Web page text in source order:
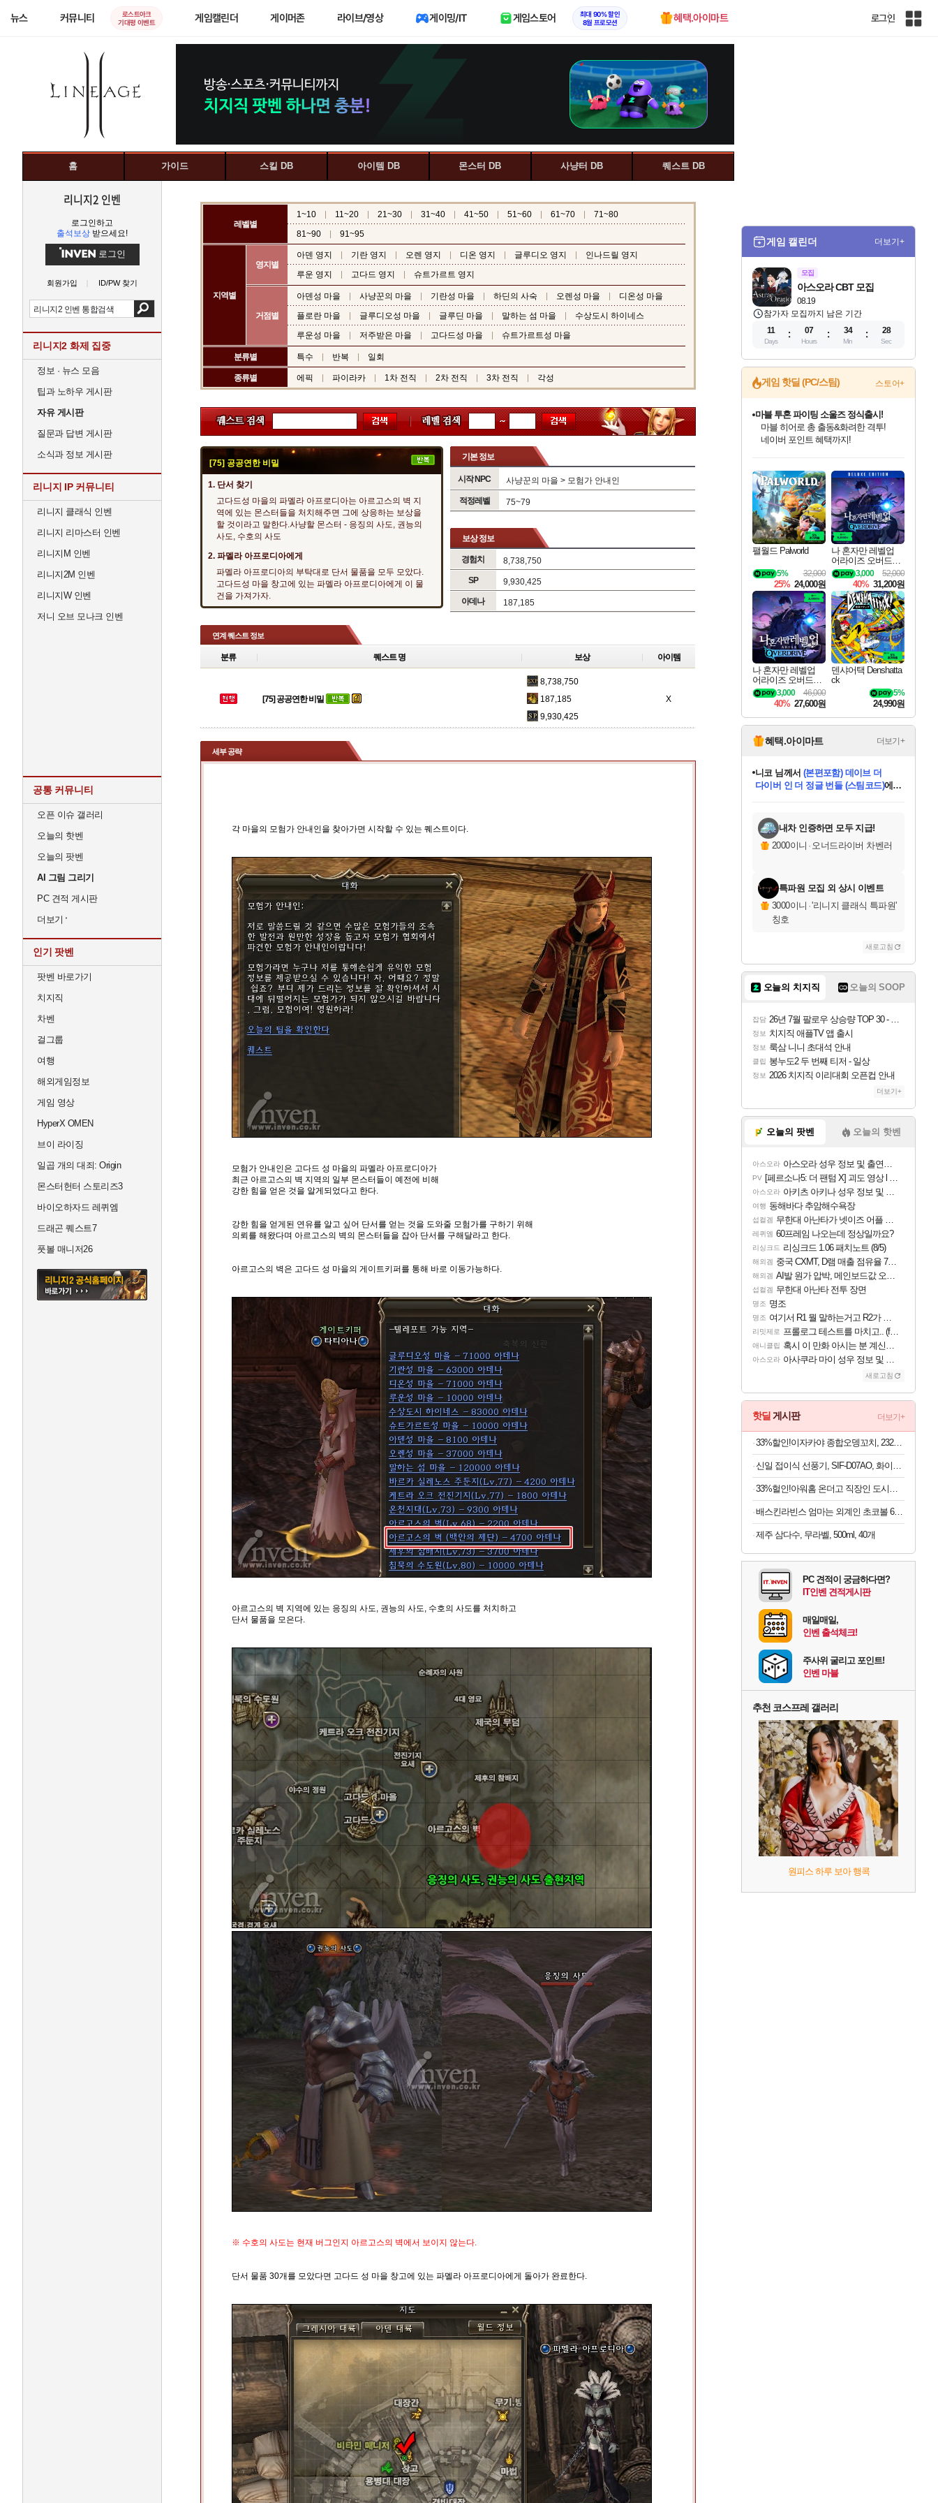
뉴스 커뮤니티
로스트아크
기대평 이벤트
게임캘린더 게이머존 라이브/영상 게이밍/IT 게임스토어
최대 90% 할인
8월 프로모션
혜택.아이마트 로그인
인
홈 가이드 스킬 DB 아이템 DB 몬스터 DB 사냥터 DB 퀘스트 DB
리니지2 인벤
로그인하고
출석보상 받으세요!
로그인
회원가입 ID/PW 찾기
리니지2 화제 집중
정보 · 뉴스 모음
팁과 노하우 게시판
자유 게시판
질문과 답변 게시판
소식과 정보 게시판
리니지 IP 커뮤니티
리니지 클래식 인벤
리니지 리마스터 인벤
리니지M 인벤
리니지2M 인벤
리니지W 인벤
저니 오브 모나크 인벤
공통 커뮤니티
오픈 이슈 갤러리
오늘의 핫벤
오늘의 팟벤
AI 그림 그리기
PC 견적 게시판
더보기
인기 팟벤
팟벤 바로가기
치지직
차벤
걸그룹
여행
해외게임정보
게임 영상
HyperX OMEN
브이 라이징
일곱 개의 대죄: Origin
몬스터헌터 스토리즈3
바이오하자드 레퀴엠
드래곤 퀘스트7
풋볼 매니저26
레벨별
1~10 11~20 21~30 31~40 41~50 51~60 61~70
71~80
81~90
91~95
지역별
영지별
아덴 영지 기란 영지 오렌 영지 디온 영지 글루디오 영지
인나드릴 영지
루운 영지
고다드 영지 슈트가르트 영지
거점별
아덴성 마을 사냥꾼의 마을 기란성 마을 하딘의 사숙 오렌성 마을
디온성 마을
플로란 마을
글루디오성 마을 글루딘 마을 말하는 섬 마을
수상도시 하이네스
루운성 마을
저주받은 마을 고다드성 마을 슈트가르트성 마을
분류별 특수 반복 일회
종류별 에픽 파이라카 1차 전직 2차 전직 3차 전직 각성
[75] 공공연한 비밀
1. 단서 찾기
고다드성 마을의 파멜라 아프로디아는 아르고스의 벽 지
역에 있는 몬스터들을 처치해주면 그에 상응하는 보상을
할 것이라고 말한다.사냥할 몬스터 - 응징의 사도, 권능의
사도, 수호의 사도
2. 파멜라 아프로디아에게
파멜라 아프로디아의 부탁대로 단서 물품을 모두 모았다.
고다드성 마을 창고에 있는 파멜라 아프로디아에게 이 물
건을 가져가자.
기본 정보
시작 NPC 사냥꾼의 마을 > 모험가 안내인
적정레벨 75~79
보상 정보
경험치
8,738,750
SP
9,930,425
아데나
187,185
연계 퀘스트 정보
분류 퀘스트 명 보상 아이템
[75] 공공연한 비밀
8,738,750
187,185
9,930,425
X
세부 공략
각 마을의 모험가 안내인을 찾아가면 시작할 수 있는 퀘스트이다.
모험가 안내인은 고다드 성 마을의 파멜라 아프로디아가
최근 아르고스의 벽 지역의 일부 몬스터들이 예전에 비해
강한 힘을 얻은 것을 알게되었다고 한다.
강한 힘을 얻게된 연유를 알고 싶어 단서를 얻는 것을 도와줄 모험가를 구하기 위해
의뢰를 해왔다며 아르고스의 벽의 몬스터들을 잡아 단서를 구해달라고 한다.
아르고스의 벽은 고다드 성 마을의 게이트키퍼를 통해 바로 이동가능하다.
아르고스의 벽 지역에 있는 응징의 사도, 권능의 사도, 수호의 사도를 처치하고
단서 물품을 모은다.
※ 수호의 사도는 현재 버그인지 아르고스의 벽에서 보이지 않는다.
단서 물품 30개를 모았다면 고다드 성 마을 창고에 있는 파멜라 아프로디아에게 돌아가 완료한다.
게임 캘린더 더보기+
모집
08.19
아스오라 CBT 모집
참가자 모집까지 남은 기간
11
Days
07
Hours
34
Min
27
Sec
게임 핫딜 (PC/스팀) 스토어+
최대 90% 할인가를 만나보세요!
네이버혜택과 함께 만나보세요!
50%할인&추가 적립까지!
마블 투혼 파이팅 소울즈 정식출시!
마블 히어로 총 출동&화려한 격투!
네이버 포인트 혜택까지!
이니&베니 혜택까지!
네이버 혜택가와 함께 예약하세요!
할인&네이버혜택으로 만나보세요!
네이버페이 혜택과 만나보세요!
40주년 프로모션으로 만나보세요!
할인가에 만나보세요!
일부 에디션 상시 할인!
혜택으로 예약 판매 중
편안하게 충전하세요
팰월드 Palworld
32,000
5%
25% 24,000원
나 혼자만 레벨업
어라이즈 오버드라
이브 디럭스 에디션
Solo Leveling Arise
Overdrive Deluxe Edi
tion
52,000
3,000
40% 31,200원
나 혼자만 레벨업
어라이즈 오버드라
이브 Solo Leveling A
rise
46,000
3,000
40% 27,600원
덴샤어택 Denshatta
ck
5%
24,990원
혜택.아이마트 더보기+
교환.
당첨되셨습니다.
니코님께서 (본편포함) 데이브 더
다이버 인 더 정글 번들 (스팀코드)에
당첨되셨습니다.
당첨되셨습니다.
당첨되셨습니다.
당첨되셨습니다.
당첨되셨습니다.
에디션 (스팀코드)를 교환.
당첨되셨습니다.
내차 인증하면 모두 지급!
2000이니 · 오너드라이버 차벤러
특파원 모집 외 상시 이벤트
3000이니 ·'리니지 클래식 특파원'
칭호
새로고침
오늘의 치지직 오늘의 SOOP
잡담 26년 7월 팔로우 상승량 TOP 30 - 월간 치지직
정보 치지직 애플TV 앱 출시
정보 룩삼 니니 초대석 안내
클립 봉누도2 두 번째 티저 - 일상
정보 2026 치지직 이리대회 오픈컵 안내
더보기+
오늘의 팟벤 오늘의 핫벤
아스오라 아스오라 성우 정보 및 출연작 모음
PV [페르소나5: 더 팬텀 X] 괴도 영상 l 타카마키 안·댄싱 스타
아스오라 아키츠 아키나 성우 정보 및 주요 필모
여행 동해바다 추암해수욕장
섭컬겜 무한대 아난타가 넷이즈 어플 달력에 일정 등록
레퀴엠 60프레임 나오는데 정상일까요?
리싱크드 리싱크드 1.06 패치노트 (8/5)
해외겜 중국 CXMT, D램 매출 점유율 7%…글로벌 4위로 부상
해외겜 AI발 원가 압박, 메인보드값 오르나
섭컬겜 무한대 아난타 전투 장면
명조 명조
명조 여기서 R1 뭘 말하는거고 R2가 뭘말하는걸까요?
리밋제로 프롤로그 테스트를 마치고.. (feat. 리아)
애니클립 혹시 이 만화 아시는 분 계신가요
아스오라 아사쿠라 마이 성우 정보 및 주요 필모
새로고침
핫딜 게시판 더보기+
33%할인!이자카야 종합오뎅꼬치, 232g, 4개
신일 접이식 선풍기, SIF-D07AO, 화이트, 1개
33%헐인!아워홈 온더고 직장인 도시락 BEST 6종, 290g, 6팩
배스킨라빈스 엄마는 외계인 초코볼 6개입 x 2봉지 (1봉지당 4,950원)
제주 삼다수, 무라벨, 500ml, 40개
PC 견적이 궁금하다면?
IT인벤 견적게시판
매일매일,
인벤 출석체크!
주사위 굴리고 포인트!
인벤 마블
추천 코스프레 갤러리
원피스 하루 보아 행콕